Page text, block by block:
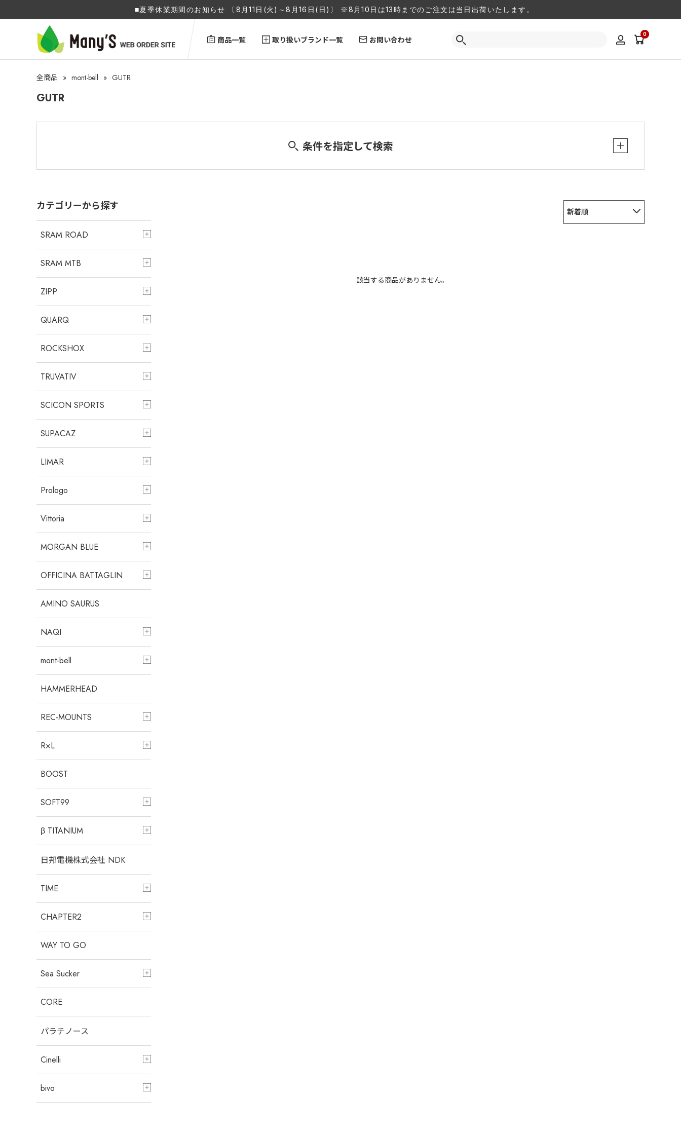
■夏季休業期間のお知らせ 〔8月11日(火)～8月16日(日)〕 ※8月10日は13時までのご注文は当日出荷いたします。
商品一覧 取り扱いブランド一覧 お問い合わせ
0
全商品 » mont-bell » GUTR
GUTR
条件を指定して検索
カテゴリーから探す
SRAM ROAD
SRAM MTB
ZIPP
QUARQ
ROCKSHOX
TRUVATIV
SCICON SPORTS
SUPACAZ
LIMAR
Prologo
Vittoria
MORGAN BLUE
OFFICINA BATTAGLIN
AMINO SAURUS
NAQI
mont-bell
HAMMERHEAD
REC-MOUNTS
R×L
BOOST
SOFT99
β TITANIUM
日邦電機株式会社 NDK
TIME
CHAPTER2
WAY TO GO
Sea Sucker
CORE
パラチノース
Cinelli
bivo
新着順
該当する商品がありません。